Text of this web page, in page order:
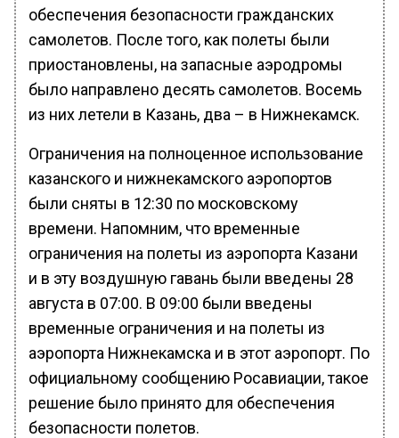
обеспечения безопасности гражданских
самолетов. После того, как полеты были
приостановлены, на запасные аэродромы
было направлено десять самолетов. Восемь
из них летели в Казань, два – в Нижнекамск.
Ограничения на полноценное использование
казанского и нижнекамского аэропортов
были сняты в 12:30 по московскому
времени. Напомним, что временные
ограничения на полеты из аэропорта Казани
и в эту воздушную гавань были введены 28
августа в 07:00. В 09:00 были введены
временные ограничения и на полеты из
аэропорта Нижнекамска и в этот аэропорт. По
официальному сообщению Росавиации, такое
решение было принято для обеспечения
безопасности полетов.